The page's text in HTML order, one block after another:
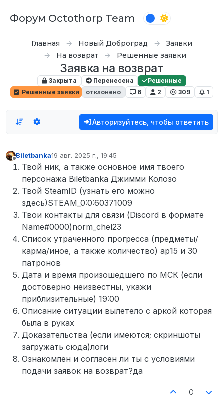
Форум Octothorp Team
Главная Новый Доброград
Заявки
На возврат
Решенные заявки
Заявка на возврат
Закрыта Перенесена
Решенные
Решенные заявки
отклонено 6 2 309 1
Авторизуйтесь, чтобы ответить
Не в сети
Biletbanka19 авг. 2025 г., 19:45
отредактировано
Твой ник, а также основное имя твоего
персонажа Biletbanka Джимми Колозо
Твой SteamID (узнать его можно
здесь)STEAM_0:0:60371009
Твои контакты для связи (Discord в формате
Name#0000)norm_chel23
Список утраченного прогресса (предметы/
карма/иное, а также количество) ар15 и 30
патронов
Дата и время произошедшего по МСК (если
достоверно неизвестны, укажи
приблизительные) 19:00
Описание ситуации вылетело с аркой которая
была в руках
Доказательства (если имеются; скриншоты
загружать сюда)логи
Ознакомлен и согласен ли ты с условиями
подачи заявок на возврат?да
0